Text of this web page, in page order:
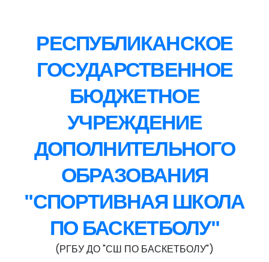
РЕСПУБЛИКАНСКОЕ
ГОСУДАРСТВЕННОЕ
БЮДЖЕТНОЕ
УЧРЕЖДЕНИЕ
ДОПОЛНИТЕЛЬНОГО
ОБРАЗОВАНИЯ
"СПОРТИВНАЯ ШКОЛА
ПО БАСКЕТБОЛУ"
(РГБУ ДО "СШ ПО БАСКЕТБОЛУ")